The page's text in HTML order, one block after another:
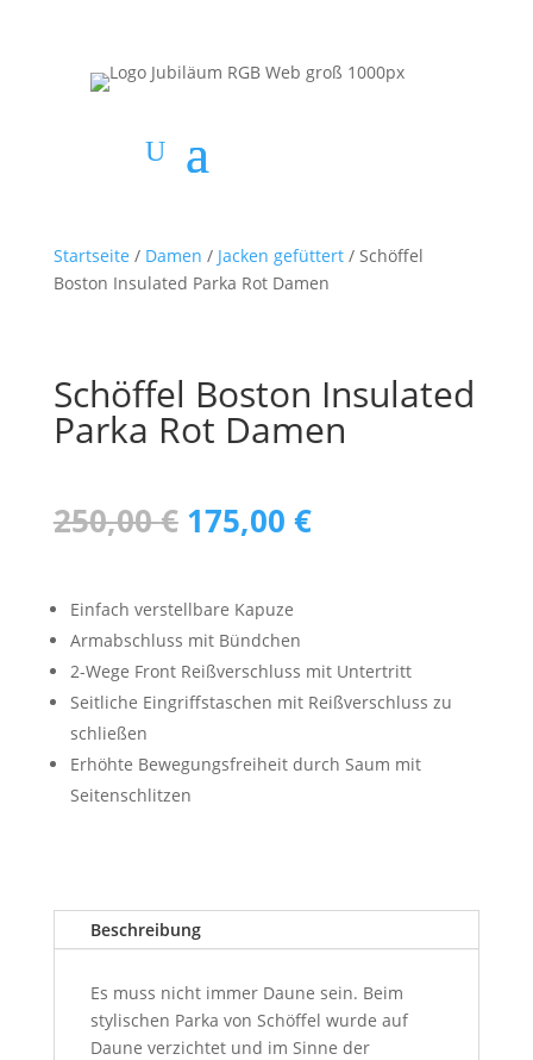
Startseite / Damen / Jacken gefüttert/ Schöffel
Boston Insulated Parka Rot Damen
Schöffel Boston Insulated
Parka Rot Damen
250,00€ Ursprünglicher
Preis
250,00 €
175,00 €Aktueller
Preis
Einfach verstellbare Kapuze
Armabschluss mit Bündchen
2-Wege Front Reißverschluss mit Untertritt
Seitliche Eingriffstaschen mit Reißverschluss zu
schließen
Erhöhte Bewegungsfreiheit durch Saum mit
Seitenschlitzen
Beschreibung
Es muss nicht immer Daune sein. Beim
stylischen Parka von Schöffel wurde auf
Daune verzichtet und im Sinne der